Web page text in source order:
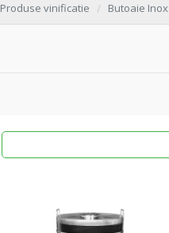
Produse vinificatie Butoaie Inox